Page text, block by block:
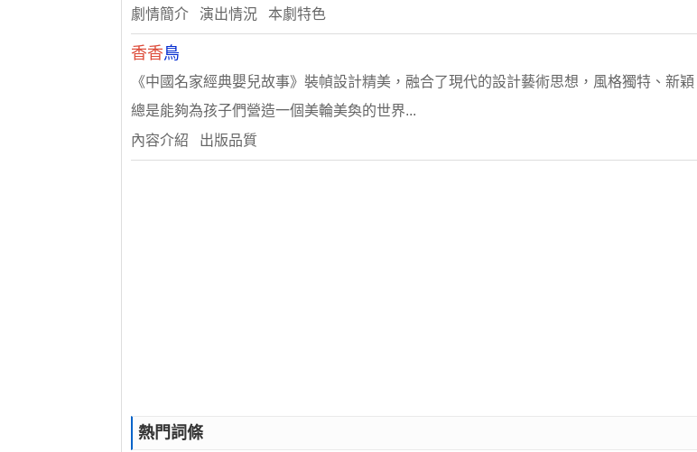
劇情簡介 演出情況 本劇特色
香香鳥
《中國名家經典嬰兒故事》裝幀設計精美，融合了現代的設計藝術思想，風格獨特、新
總是能夠為孩子們營造一個美輪美奐的世界...
內容介紹 出版品質
熱門詞條